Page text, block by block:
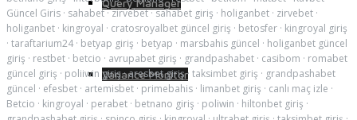
Query Manager
Variance Monitor
Güncel Giris · sahabet·zirvebet·sahabet giriş · holiganbet · zirvebet ·
holiganbet · kingroyal · cratosroyalbet güncel giriş · betosfer · kingroyal giriş
· taraftarium24 · betyap giriş · betyap · marsbahis güncel · holiganbet güncel
giriş · restbet · betcio · avrupabet giriş · grandpashabet · casibom · romabet
güncel giriş · poliiwin giriş·aresbet giriş· taksimbet giriş · grandpashabet
güncel · efesbet · artemisbet · primebahis · limanbet giriş · canlı maç izle ·
Betcio · kingroyal · perabet · betnano giriş · poliwin · hiltonbet giriş ·